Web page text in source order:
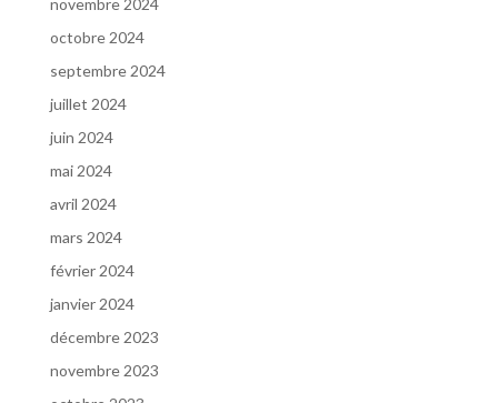
novembre 2024
octobre 2024
septembre 2024
juillet 2024
juin 2024
mai 2024
avril 2024
mars 2024
février 2024
janvier 2024
décembre 2023
novembre 2023